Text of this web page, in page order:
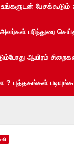
பரிந்துரை
ஆயிரம்
புத்தகங்கள்